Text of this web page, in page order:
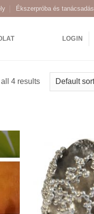
Ékszerpróba és tanácsadás
LOGIN
4 results
to